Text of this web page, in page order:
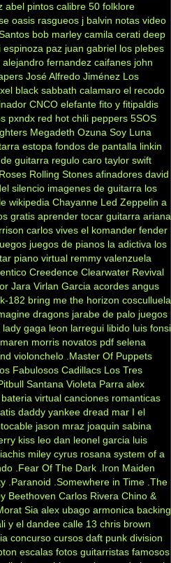
abel pintos calibre 50 folklore
oasis rasgueos j balvin notas video
bob marley camila cerati deep
espinoza paz juan gabriel los plebes
alejandro fernandez caifanes john
José Alfredo Jiménez Los
black sabbath calamaro el recodo
CNCO elefante fito y fitipaldis
pxndx red hot chili peppers 5SOS
Megadeth Ozuna Soy Luna
estopa fondos de pantalla linkin
guitarra regulo caro taylor swift
Rolling Stones afinadores david
silencio imagenes de guitarra los
wikipedia Chayanne Led Zeppelin a
gratis aprender tocar guitarra ariana
carlos vives el komander fender
juegos de pianos la adictiva los
piano virtual remmy valenzuela
Creedence Clearwater Revival
Jara Virlan Garcia acordes angus
182 bring me the horizon cosculluela
dragons jarabe de palo juegos
lady gaga leon larregui libido luis fonsi
maren morris novatos pdf selena
violonchelo .Master Of Puppets
Fabulosos Cadillacs Los Tres
Santana Violeta Parra alex
bateria virtual canciones romanticas
daddy yankee dread mar I el
jason mraz joaquin sabina
kiss leo dan leonel garcia luis
miley cyrus rosana system of a
.Fear Of The Dark .Iron Maiden
.Paranoid .Somewhere in Time .The
Beethoven Carlos Rivera Chino &
Sia alex ubago armonica backing
y el dandee calle 13 chris brown
concurso cursos daft punk division
escalas fotos guitarristas famosos